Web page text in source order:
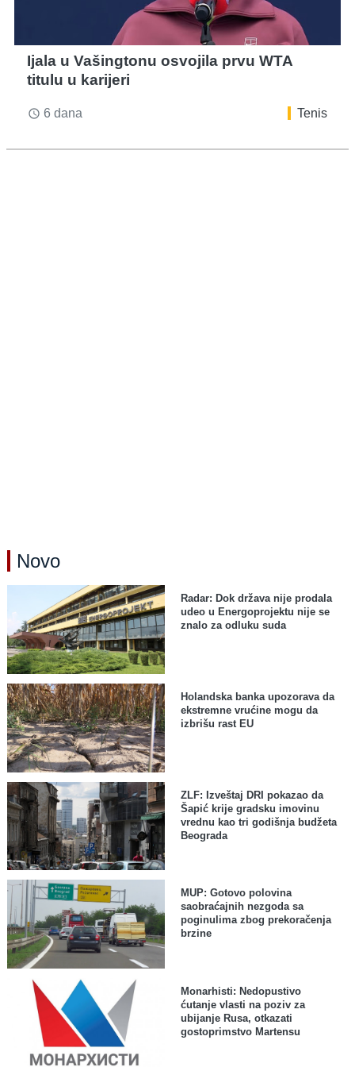
Ijala u Vašingtonu osvojila prvu WTA
titulu u karijeri
access_time 6 dana Tenis
Novo
Radar: Dok država nije prodala
udeo u Energoprojektu nije se
znalo za odluku suda
Holandska banka upozorava da
ekstremne vrućine mogu da
izbrišu rast EU
ZLF: Izveštaj DRI pokazao da
Šapić krije gradsku imovinu
vrednu kao tri godišnja budžeta
Beograda
MUP: Gotovo polovina
saobraćajnih nezgoda sa
poginulima zbog prekoračenja
brzine
Monarhisti: Nedopustivo
ćutanje vlasti na poziv za
ubijanje Rusa, otkazati
gostoprimstvo Martensu